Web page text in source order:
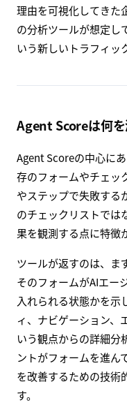
理由を可視化してきた
の分析ツールが想定し
いう新しいトラフィッ
Agent Scoreは何
Agent Scoreの中心に
存のフォームやチェッ
やステップで失敗する
のチェックリストでは
果を観測する点に特徴
ツールが返すのは、ま
そのフォームがAIエー
入れられる状態かを示
ィ、ナビゲーション、
いう観点からの詳細分
ントがフォームを進ん
を改善するための技術
す。